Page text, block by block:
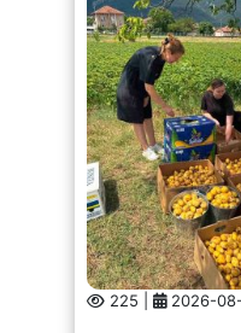
225 | 2026-
Зеленчуковата
„Социални
създадена по идея
Калин Каменов,
официално
земеделски
обработва 10
земя. Следващата